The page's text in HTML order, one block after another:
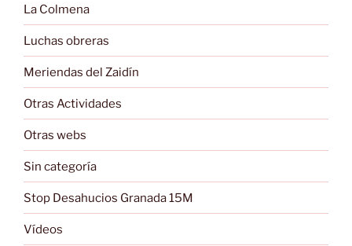
La Colmena
Luchas obreras
Meriendas del Zaidín
Otras Actividades
Otras webs
Sin categoría
Stop Desahucios Granada 15M
Vídeos